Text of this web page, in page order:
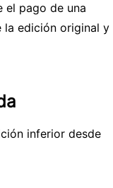
el pago de una
edición original y
inferior desde